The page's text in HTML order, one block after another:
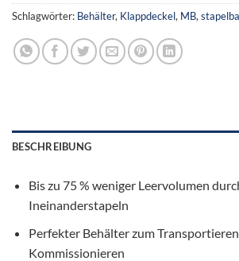
Schlagwörter: Behälter, Klappdeckel, MB,
BESCHREIBUNG
Bis zu 75 % weniger Leervolumen
Ineinanderstapeln
Perfekter Behälter zum
Kommissionieren